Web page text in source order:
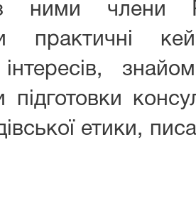
ними члени
практичні
інтересів,
підготовки
етики,